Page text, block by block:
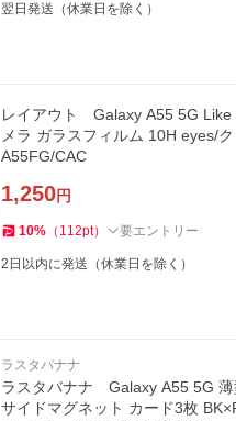
翌日発送（休業日を除く）
レイアウト Galaxy A55 5G Like
メラ ガラスフィルム 10H eyes/
A55FG/CAC
1,250円
10% （ 112pt） 要エントリー
2日以内に発送（休業日を除く）
ラスタバナナ
ラスタバナナ Galaxy A55 5G 薄
サイドマグネット カード3枚